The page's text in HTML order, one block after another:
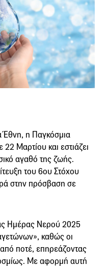
η Παγκόσμια
Μαρτίου και εστιάζει
αγαθό της ζωής.
του 6ου Στόχου
στην πρόσβαση σε
Ημέρας Νερού 2025
καθώς οι
ποτέ, επηρεάζοντας
Με αφορμή αυτή